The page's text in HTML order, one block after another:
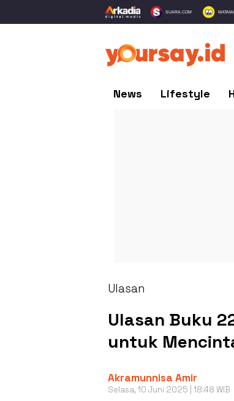
SUARA.COM
News Lifestyle
Ulasan
Ulasan Buku
untuk
Akramunnisa Amir
Selasa, 10 Juni 2025 | 18:48 WIB